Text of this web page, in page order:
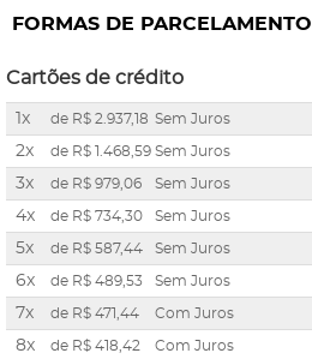
FORMAS DE PARCELAMENTO
Cartões de crédito
1x de R$ 2.937,18 Sem Juros
2x de R$ 1.468,59 Sem Juros
3x de R$ 979,06 Sem Juros
4x de R$ 734,30 Sem Juros
5x de R$ 587,44 Sem Juros
6x de R$ 489,53 Sem Juros
7x de R$ 471,44 Com Juros
8x de R$ 418,42 Com Juros